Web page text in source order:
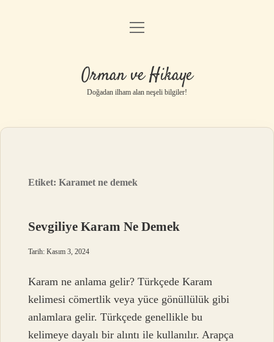
Anasayfa
Yasal Uyarı
menüyü
Orman ve Hikaye
Doğadan ilham alan neşeli bilgiler!
Etiket:Karamet ne demek
Sevgiliye Karam Ne Demek
Tarih: Kasım 3, 2024
Karam ne anlama gelir? Türkçede Karam
kelimesi cömertlik veya yüce gönüllülük gibi
anlamlara gelir. Türkçede genellikle bu
kelimeye dayalı bir alıntı ile kullanılır. Arapça